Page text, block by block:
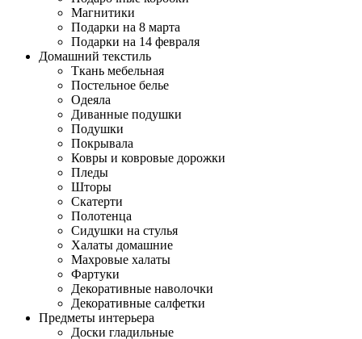
Магнитики
Подарки на 8 марта
Подарки на 14 февраля
Домашний текстиль
Ткань мебельная
Постельное белье
Одеяла
Диванные подушки
Подушки
Покрывала
Ковры и ковровые дорожки
Пледы
Шторы
Скатерти
Полотенца
Сидушки на стулья
Халаты домашние
Махровые халаты
Фартуки
Декоративные наволочки
Декоративные салфетки
Предметы интерьера
Доски гладильные